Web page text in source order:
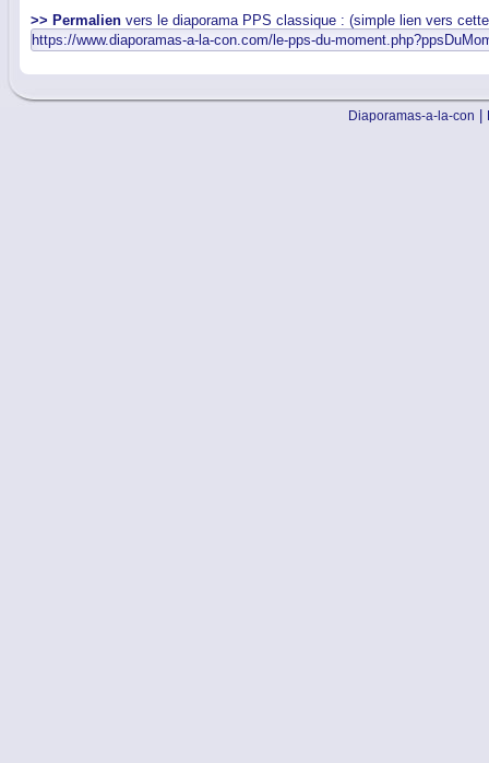
>> Permalien vers le diaporama PPS classique : (simple lien vers
Diaporamas-a-la-con